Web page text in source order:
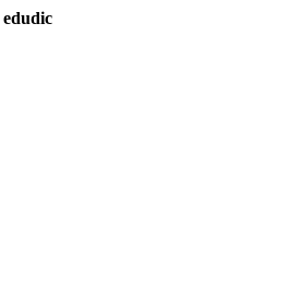
edudic